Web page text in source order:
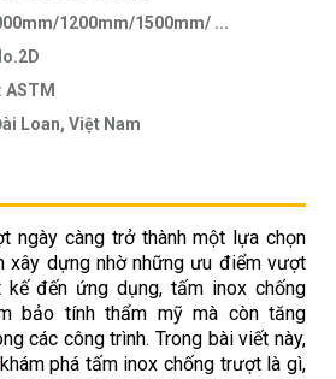
1200mm/1500mm/ ...
ASTM
Loan, Việt Nam
ngày càng trở thành một lựa chọn
xây dựng nhờ những ưu điểm vượt
đến ứng dụng, tấm inox chống
bảo tính thẩm mỹ mà còn tăng
các công trình. Trong bài viết này,
phá tấm inox chống trượt là gì,